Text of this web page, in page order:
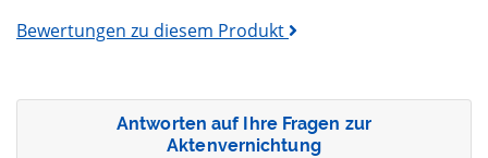
Bewertungen zu diesem Produkt
Antworten auf Ihre Fragen zur
Aktenvernichtung